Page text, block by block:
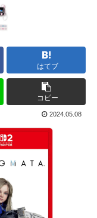
はてブ
コピー
2024.05.08